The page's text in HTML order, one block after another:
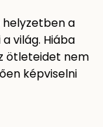
a
világ. Hiába
ötleteidet nem
képviselni